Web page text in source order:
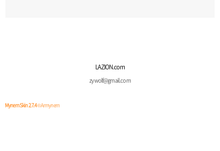
LAZION.com
zywolf@gmail.com
Mynem Skin 2.7.4© Armynem